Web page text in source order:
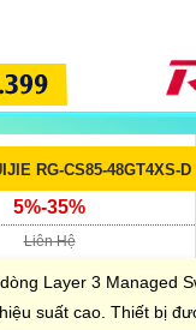
RG-CS85-48GT4XS-D
5%-35%
Liên Hệ
Layer 3 Managed
suất cao. Thiết bị